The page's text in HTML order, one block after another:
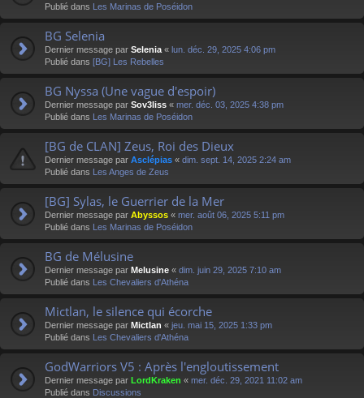
Publié dans Les Marinas de Poséidon
BG Selenia
Dernier message par Selenia « lun. déc. 29, 2025 4:06 pm
Publié dans [BG] Les Rebelles
BG Nyssa (Une vague d'espoir)
Dernier message par Sov3liss « mer. déc. 03, 2025 4:38 pm
Publié dans Les Marinas de Poséidon
[BG de CLAN] Zeus, Roi des Dieux
Dernier message par Asclépias « dim. sept. 14, 2025 2:24 am
Publié dans Les Anges de Zeus
[BG] Sylas, le Guerrier de la Mer
Dernier message par Abyssos « mer. août 06, 2025 5:11 pm
Publié dans Les Marinas de Poséidon
BG de Mélusine
Dernier message par Melusine « dim. juin 29, 2025 7:10 am
Publié dans Les Chevaliers d'Athéna
Mictlan, le silence qui écorche
Dernier message par Mictlan « jeu. mai 15, 2025 1:33 pm
Publié dans Les Chevaliers d'Athéna
GodWarriors V5 : Après l'engloutissement
Dernier message par LordKraken « mer. déc. 29, 2021 11:02 am
Publié dans Discussions